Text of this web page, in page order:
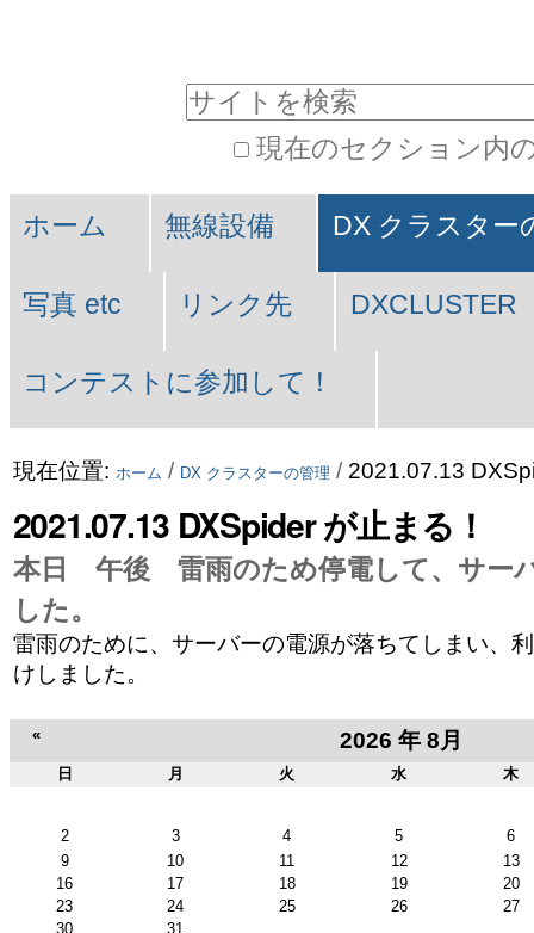
ツ
飛
ナ
ビ
ゲ
ー
シ
ョ
ン
ル
ー
現在のセクション内
細
索
Navigation
ホーム 無線設備 DX クラスター
写真 etc リンク先 DXCLUSTER
コンテストに参加して！
現在位置: ホーム / DX クラスターの管理 / 2021.07.13
2021.07.13 DXSpider が止まる！
本日 午後 雷雨のため停電して、サー
した。
雷雨のために、サーバーの電源が落ちてしまい、
けしました。
« 2026 年 8月
日 月 火 水 木
2 3 4 5
6
9
10 11 12
13
16
17 18 19
20
23
24 25 26
27
30
31